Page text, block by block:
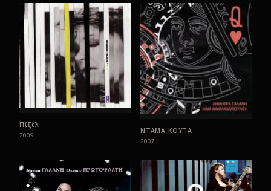
Πίξελ
2009
ΝΤΑΜΑ ΚΟΥΠΑ
2007